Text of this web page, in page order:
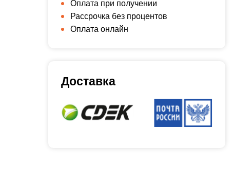
Оплата при получении
Рассрочка без процентов
Оплата онлайн
Доставка